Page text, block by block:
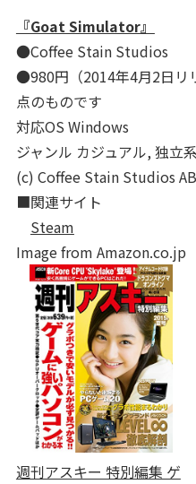
『Goat Simulator』
●Coffee Stain Studios
●980円（2014年4月2日リ
点のものです
対応OS Windows
ジャンル カジュアル, 独立
(c) Coffee Stain Studios
■関連サイト
Steam
Image from Amazon.co.jp
週刊アスキー 特別編集 ゲ